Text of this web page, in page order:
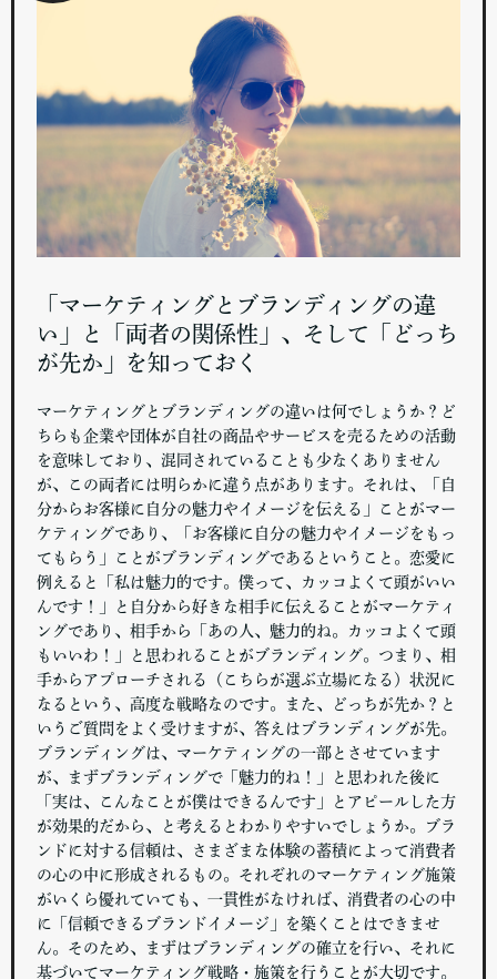
「マーケティングとブランディングの違
い」と「両者の関係性」、そして「どっち
が先か」を知っておく
マーケティングとブランディングの違いは何でしょうか？ど
ちらも企業や団体が自社の商品やサービスを売るための活動
を意味しており、混同されていることも少なくありません
が、この両者には明らかに違う点があります。それは、「自
分からお客様に自分の魅力やイメージを伝える」ことがマー
ケティングであり、「お客様に自分の魅力やイメージをもっ
てもらう」ことがブランディングであるということ。恋愛に
例えると「私は魅力的です。僕って、カッコよくて頭がいい
んです！」と自分から好きな相手に伝えることがマーケティ
ングであり、相手から「あの人、魅力的ね。カッコよくて頭
もいいわ！」と思われることがブランディング。つまり、相
手からアプローチされる（こちらが選ぶ立場になる）状況に
なるという、高度な戦略なのです。また、どっちが先か？と
いうご質問をよく受けますが、答えはブランディングが先。
ブランディングは、マーケティングの一部とさせています
が、まずブランディングで「魅力的ね！」と思われた後に
「実は、こんなことが僕はできるんです」とアピールした方
が効果的だから、と考えるとわかりやすいでしょうか。ブラ
ンドに対する信頼は、さまざまな体験の蓄積によって消費者
の心の中に形成されるもの。それぞれのマーケティング施策
がいくら優れていても、一貫性がなければ、消費者の心の中
に「信頼できるブランドイメージ」を築くことはできませ
ん。そのため、まずはブランディングの確立を行い、それに
基づいてマーケティング戦略・施策を行うことが大切です。